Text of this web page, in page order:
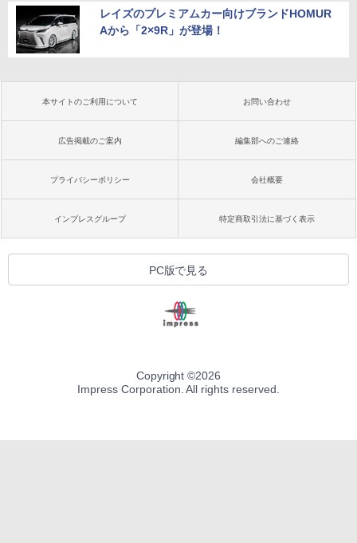
レイズのプレミアムカー向けブランドHOMUR
Aから「2×9R」が登場！
本サイトのご利用について お問い合わせ
広告掲載のご案内 編集部へのご連絡
プライバシーポリシー 会社概要
インプレスグループ 特定商取引法に基づく表示
PC版で見る
Copyright ©2026
Impress Corporation. All rights reserved.